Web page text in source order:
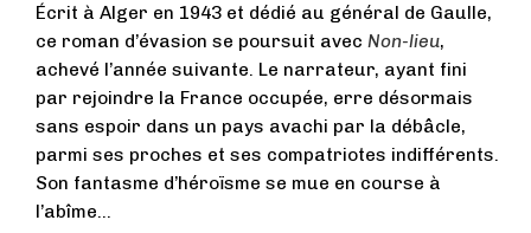
Écrit à Alger en 1943 et dédié au général de Gaulle,
ce roman d’évasion se poursuit avec Non-lieu,
achevé l’année suivante. Le narrateur, ayant fini
par rejoindre la France occupée, erre désormais
sans espoir dans un pays avachi par la débâcle,
parmi ses proches et ses compatriotes indifférents.
Son fantasme d’héroïsme se mue en course à
l’abîme…